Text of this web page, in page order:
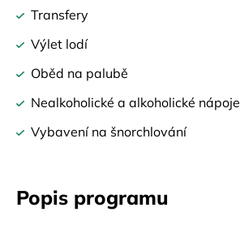
Transfery
Výlet lodí
Oběd na palubě
Nealkoholické a alkoholické nápoje
Vybavení na šnorchlování
Popis programu